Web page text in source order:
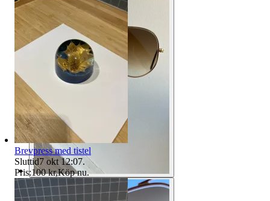
Brevpress med tistel
Sluttid7 okt 12:07.
Pris:100 kr,Köp nu.